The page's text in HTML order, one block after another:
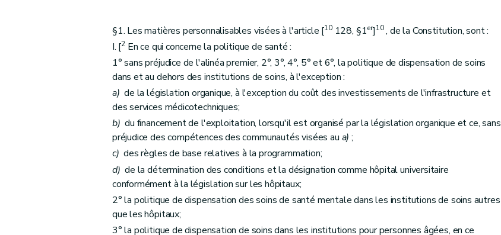
Art. 48
Art. 48 bis
Art. 49
Sous-section 2
Dispositions particulières
Art. 50
Art. 51
Art. 52
Art. 53
Section 3 De la publication et de l'entrée en vigueur des décrets
Art. 54
Art. 55
Art. 56
§1. Les matières personnalisables visées à l'article [10128, §1er]10, de la Constitution, sont :
I. [2En ce qui concerne la politique de santé :
1° sans préjudice de l'alinéa premier, 2°, 3°, 4°, 5° et 6°, la politique de dispensation de soins
dans et au dehors des institutions de soins, à l'exception :
a) de la législation organique, à l'exception du coût des investissements de l'infrastructure et
des services médicotechniques;
b) du financement de l'exploitation, lorsqu'il est organisé par la législation organique et ce, sans
préjudice des compétences des communautés visées au a) ;
c) des règles de base relatives à la programmation;
d) de la détermination des conditions et la désignation comme hôpital universitaire
conformément à la législation sur les hôpitaux;
2° la politique de dispensation des soins de santé mentale dans les institutions de soins autres
que les hôpitaux;
3° la politique de dispensation de soins dans les institutions pour personnes âgées, en ce